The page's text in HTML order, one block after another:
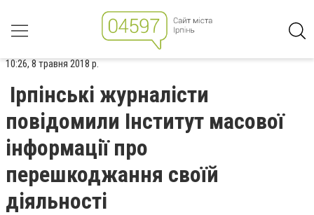
10:26, 8 травня 2018 р.
Ірпінські журналісти
повідомили Інститут масової
інформації про
перешкоджання своїй
діяльності